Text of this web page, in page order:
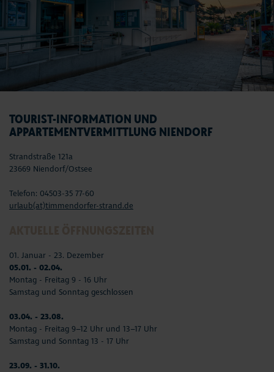
TOURIST-INFORMATION UND
APPARTEMENTVERMITTLUNG NIENDORF
Strandstraße 121a
23669 Niendorf/Ostsee
Telefon: 04503-35 77-60
urlaub(at)timmendorfer-strand.de
01. Januar - 23. Dezember
05.01. - 02.04.
Montag - Freitag 9 - 16 Uhr
Samstag und Sonntag geschlossen
03.04. - 23.08.
Montag - Freitag 9–12 Uhr und 13–17 Uhr
Samstag und Sonntag 13 - 17 Uhr
23.09. - 31.10.